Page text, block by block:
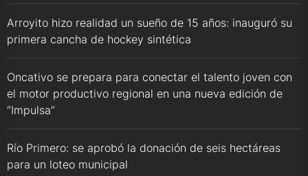
Arroyito hizo realidad un sueño de 15 años: inauguró su
primera cancha de hockey sintética
Oncativo se prepara para conectar el talento joven con
el motor productivo regional en una nueva edición de
“Impulsa”
Río Primero: se aprobó la donación de seis hectáreas
para un loteo municipal